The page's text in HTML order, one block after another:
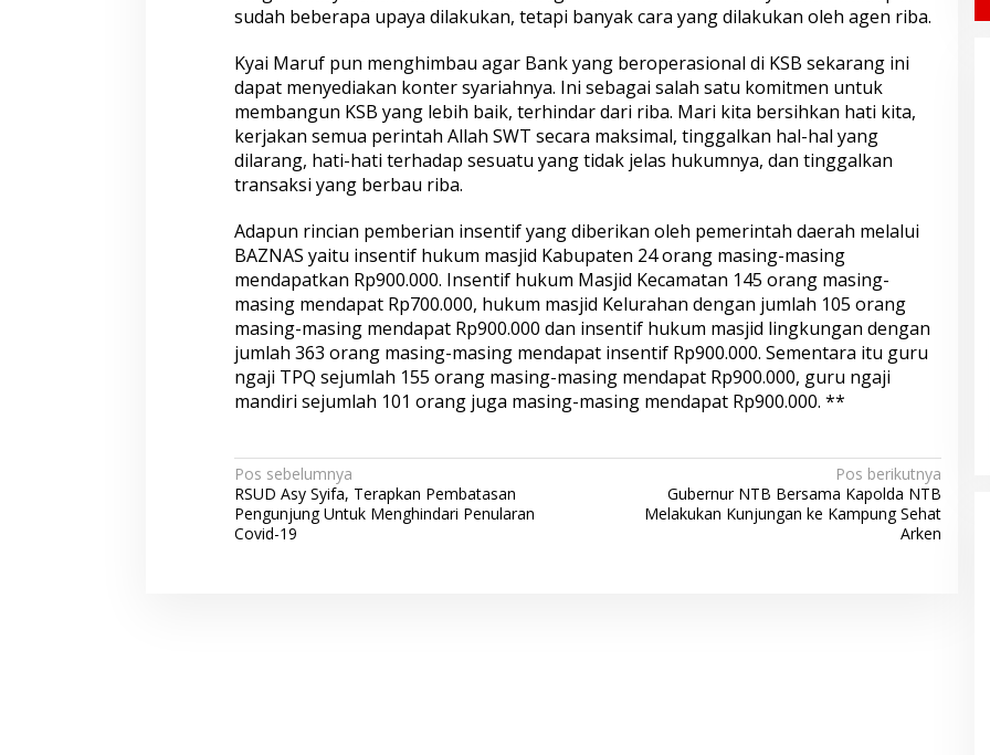
sudah beberapa upaya dilakukan, tetapi banyak cara yang dilakukan oleh agen riba.
Kyai Maruf pun menghimbau agar Bank yang beroperasional di KSB sekarang ini
dapat menyediakan konter syariahnya. Ini sebagai salah satu komitmen untuk
membangun KSB yang lebih baik, terhindar dari riba. Mari kita bersihkan hati kita,
kerjakan semua perintah Allah SWT secara maksimal, tinggalkan hal-hal yang
dilarang, hati-hati terhadap sesuatu yang tidak jelas hukumnya, dan tinggalkan
transaksi yang berbau riba.
Adapun rincian pemberian insentif yang diberikan oleh pemerintah daerah melalui
BAZNAS yaitu insentif hukum masjid Kabupaten 24 orang masing-masing
mendapatkan Rp900.000. Insentif hukum Masjid Kecamatan 145 orang masing-
masing mendapat Rp700.000, hukum masjid Kelurahan dengan jumlah 105 orang
masing-masing mendapat Rp900.000 dan insentif hukum masjid lingkungan dengan
jumlah 363 orang masing-masing mendapat insentif Rp900.000. Sementara itu guru
ngaji TPQ sejumlah 155 orang masing-masing mendapat Rp900.000, guru ngaji
mandiri sejumlah 101 orang juga masing-masing mendapat Rp900.000. **
N
a
v
Pos sebelumnya
RSUD Asy Syifa, Terapkan Pembatasan
Pengunjung Untuk Menghindari Penularan
Covid-19
Pos berikutnya
Gubernur NTB Bersama Kapolda NTB
Melakukan Kunjungan ke Kampung Sehat
Arken